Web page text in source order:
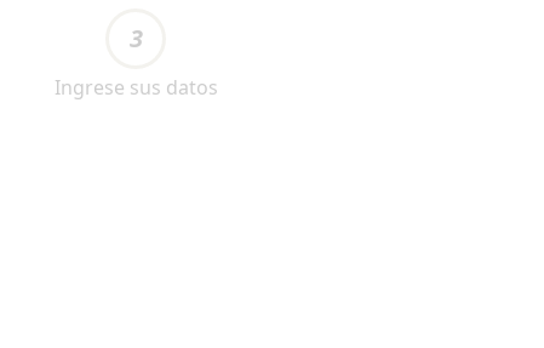
3
Ingrese sus datos